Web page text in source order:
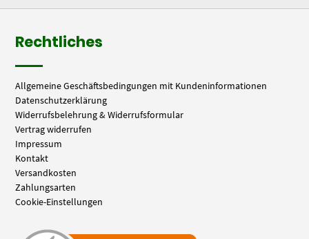
Rechtliches
Allgemeine Geschäftsbedingungen mit Kundeninformationen
Datenschutzerklärung
Widerrufsbelehrung & Widerrufsformular
Vertrag widerrufen
Impressum
Kontakt
Versandkosten
Zahlungsarten
Cookie-Einstellungen